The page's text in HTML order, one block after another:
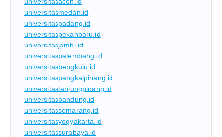
universitasaceh.id
universitasmedan.id
universitaspadang.id
universitaspekanbaru.id
universitasjambi.id
universitaspalembang.id
universitasbengkulu.id
universitaspangkalpinang.id
universitastanjungpinang.id
universitasbandung.id
universitassemarang.id
universitasyogyakarta.id
universitassurabaya.id